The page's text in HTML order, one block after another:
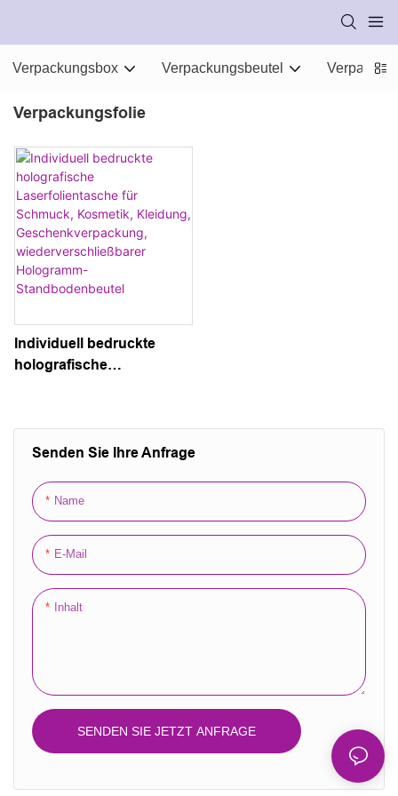
Verpackungsbox Verpackungsbeutel
Verpackungsfolie
Senden Sie Ihre Anfrage
Name
E-Mail
Inhalt
SENDEN SIE JETZT ANFRAGE
Individuell bedruckte
holografische
Kleidung,
Geschenkverpackung,
Hologramm-
Standbodenbeutel